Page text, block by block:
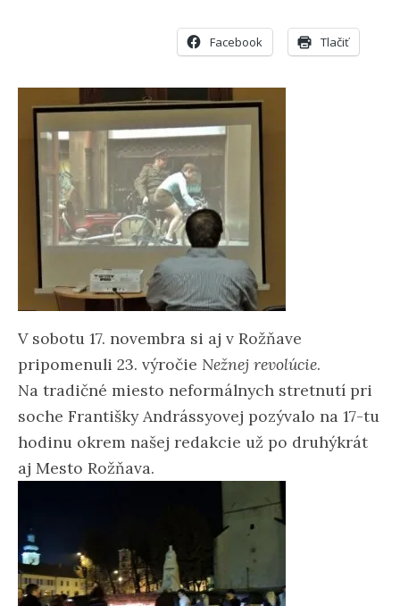
Facebook Tlačiť
V sobotu 17. novembra si aj v Rožňave
pripomenuli 23. výročie Nežnej revolúcie.
Na tradičné miesto neformálnych stretnutí pri
soche Františky Andrássyovej pozývalo na 17-tu
hodinu okrem našej redakcie už po druhýkrát
aj Mesto Rožňava.